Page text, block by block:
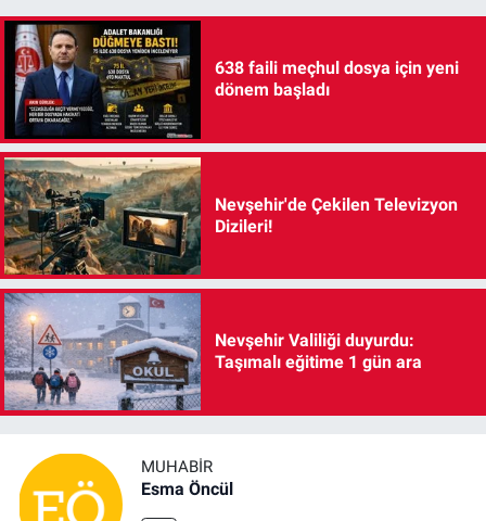
638 faili meçhul dosya için yeni
dönem başladı
Nevşehir'de Çekilen Televizyon
Dizileri!
Nevşehir Valiliği duyurdu:
Taşımalı eğitime 1 gün ara
MUHABIR
Esma Öncül